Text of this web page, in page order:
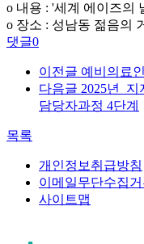
o 내용 : '세계 에이즈의
o 장소 : 성남동 젊음의
댓글0
이전글 예비의료
다음글 2025년 지
담당자과정 4단계
목록
개인정보취급방침
이메일무단수집
사이트맵